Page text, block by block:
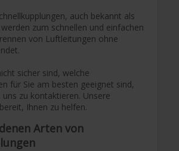
auch bekannt als
zum schnellen und einfachen
von Luftleitungen ohne
sicher sind, welche
für Sie am besten geeignet sind,
uns zu kontaktieren. Unsere
Ihnen zu helfen.
Arten von